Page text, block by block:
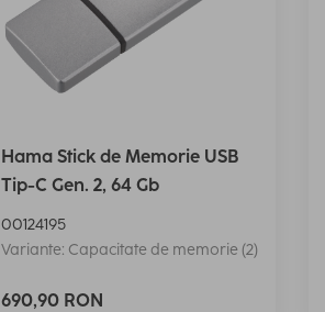
Hama Stick de Memorie USB
Tip-C Gen. 2, 64 Gb
00124195
Variante: Capacitate de memorie (2)
690,90 RON